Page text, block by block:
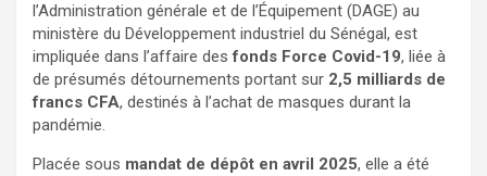
l’Administration générale et de l’Équipement (DAGE) au
ministère du Développement industriel du Sénégal, est
impliquée dans l’affaire desfonds Force Covid-19, liée à
de présumés détournements portant sur 2,5 milliards de
francs CFA, destinés à l’achat de masques durant la
pandémie.
Placée sous mandat de dépôt en avril 2025, elle a été